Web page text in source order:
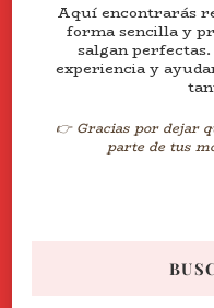
Aquí encontrarás
forma sencilla y
salgan
experiencia y
👉 Gracias por dejar
parte de tus